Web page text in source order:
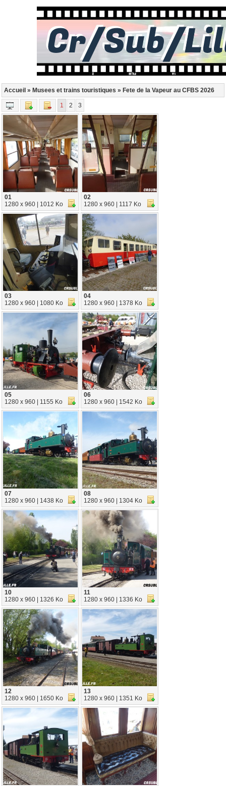
Accueil » Musees et trains touristiques » Fete de la Vapeur au CFBS 2026
1 2 3
01
1280 x 960 | 1012 Ko
02
1280 x 960 | 1117 Ko
03
1280 x 960 | 1080 Ko
04
1280 x 960 | 1378 Ko
05
1280 x 960 | 1155 Ko
06
1280 x 960 | 1542 Ko
07
1280 x 960 | 1438 Ko
08
1280 x 960 | 1304 Ko
10
1280 x 960 | 1326 Ko
11
1280 x 960 | 1336 Ko
12
1280 x 960 | 1650 Ko
13
1280 x 960 | 1351 Ko